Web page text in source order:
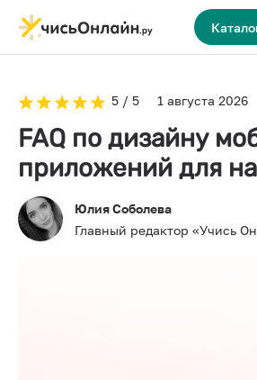
5 / 5 1 августа 2026
FAQ по дизайну
приложений для
Юлия Соболева
Главный редактор «Учись